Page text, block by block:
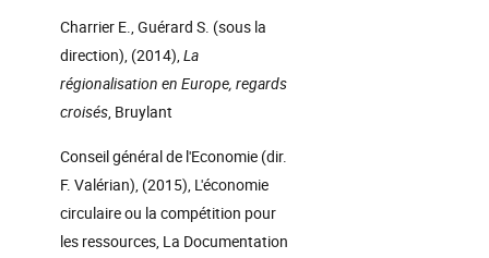
Charrier E., Guérard S. (sous la
direction), (2014),La
régionalisation en Europe, regards
croisés, Bruylant
Conseil général de l'Economie (dir.
F. Valérian), (2015), L'économie
circulaire ou la compétition pour
les ressources, La Documentation